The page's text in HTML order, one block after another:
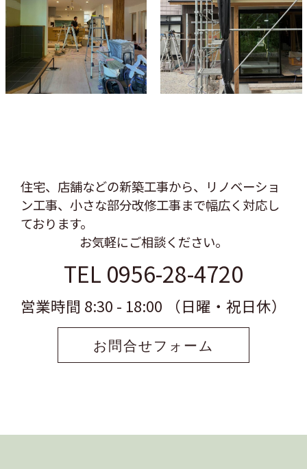
住宅、店舗などの新築工事から、リノベーショ
ン工事、 小さな部分改修工事まで幅広く対応し
ております。
お気軽にご相談ください。
TEL 0956-28-4720
営業時間 8:30 - 18:00 （日曜・祝日休）
お問合せフォーム